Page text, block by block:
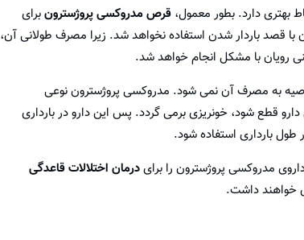
بهتری دارد. بطور معمول، قرص مدروکسی پروژسترونبرای
قصد باردار شدن استفاده نخواهد شد. زیرا مصرف طولانی آن،
رویان با مشکل انجام خواهد شد.
به مصرف آن نمی شود. مدروکسی پروژسترون نوعی
قطع شود، خونریزی برمی گردد. پس این دارو در بارداری
بارداری استفاده شود.
مدروکسی پروژسترون را برایدرمان اختلالات قاعدگی